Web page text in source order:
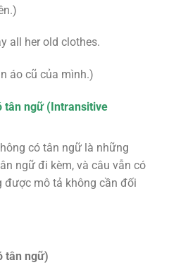
all her old clothes.
áo cũ của mình.)
tân ngữ (Intransitive
có tân ngữ là những
ngữ đi kèm, và câu vẫn có
được mô tả không cần đối
tân ngữ)